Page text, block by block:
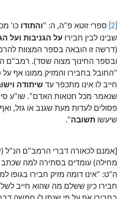
[2] ספרי זוטא פ"ה, ה: "והתודו כו'
שבינו לבין חבירו על הגניבות ועל
(דרשה זו הובאה בספר המצוות
ובספר החינוך מצוה שסד). רמב"ם
"החובל בחבירו והמזיק ממונו אף
חייב לו אינו מתכפר עדשיתודה
שנאמר מכל חטאות האדם". שו"ע סי'
פסולים לעדות מעת שגנב או גזל,
שיעשו תשובה".
[אמנם לכאורה דברי הרמב"ם הנ"ל
מחילה) עומדים בסתירה למה שכתב
ה"ט: "אינו דומה מזיק חבירו בגופו
חבירו כיון ששלם מה שהוא חייב